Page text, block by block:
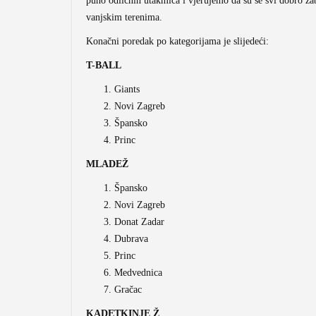
vanjskim terenima.
Konačni poredak po kategorijama je slijedeći:
T-BALL
Giants
Novi Zagreb
Špansko
Princ
MLADEŽ
Špansko
Novi Zagreb
Donat Zadar
Dubrava
Princ
Medvednica
Gračac
KADETKINJE Ž